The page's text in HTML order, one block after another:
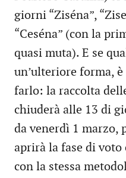
giorni “Ziséna”,
“Ceséna” (con la
quasi muta). E se
un’ulteriore forma,
farlo: la raccolta
chiuderà alle 13 di
da venerdì 1 marzo,
aprirà la fase di
con la stessa